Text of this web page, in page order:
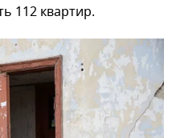
112 квартир.